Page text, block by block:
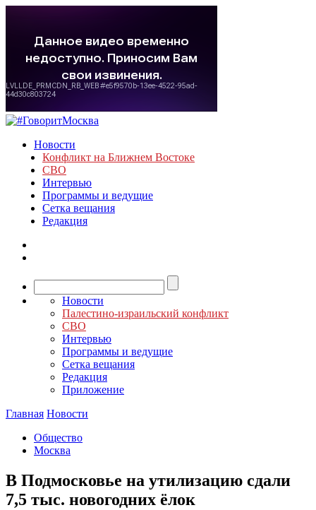
Новости
Конфликт на Ближнем Востоке
СВО
Интервью
Программы и ведущие
Сетка вещания
Редакция
Новости
Палестино-израильский конфликт
СВО
Интервью
Программы и ведущие
Сетка вещания
Редакция
Приложение
Главная Новости
Общество
Москва
В Подмосковье на утилизацию сдали
7,5 тыс. новогодних ёлок